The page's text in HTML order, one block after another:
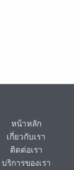
หน้าหลัก
เกี่ยวกับเรา
ติดต่อเรา
บริการของเรา